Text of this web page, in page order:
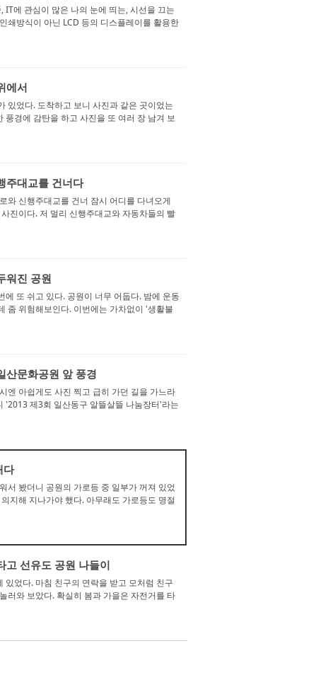
에 관심이 많은 나의 눈에 띄는, 시선을 끄는
쇄방식이 아닌 LCD 등의 디스플레이를 활용한
에서
있었다. 도착하고 보니 사진과 같은 곳이었는
경에 감탄을 하고 사진을 또 여러 장 남겨 보
주대교를 건너다
와 신행주대교를 건너 잠시 어디를 다녀오게
진이다. 저 멀리 신행주대교와 자동차들의 빨
워진 공원
또 쉬고 있다. 공원이 너무 어둡다. 밤에 운동
좀 위험해보인다. 이번에는 가차없이 '생활불
산문화공원 앞 풍경
엔 아쉽게도 사진 찍고 급히 가던 길을 가느라
'2013 제3회 일산동구 알뜰살뜰 나눔장터'라는
다
서 봤더니 공원의 가로등 중 일부가 꺼져 있었
지해 지나가야 했다. 아무래도 가로등도 명절
선유도 공원 나들이
있었다. 마침 친구의 연락을 받고 모처럼 친구
러와 보았다. 확실히 봄과 가을은 자전거를 타